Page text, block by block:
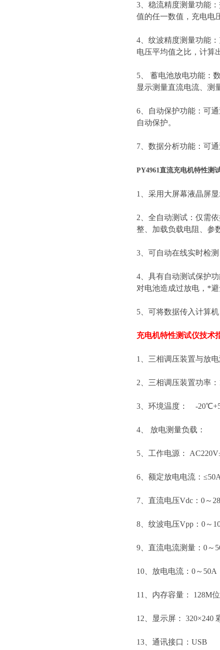
3、稳流精度测量功能
值的任一数值，充电电
4、纹波精度测量功能
电压平均值之比，计算
5、 蓄电池放电功能：
显示测量直流电流、测
6、自动保护功能：可
自动保护。
7、数据分析功能：可
PY4961直流充电机特性测
1、采用大屏幕液晶屏
2、全自动测试：仅需
整、加载负载电阻、参
3、可自动在线实时检
4、具有自动测试保护
对电池造成过放电，*
5、可将数据传入计算
充电机特性测试仪技术
1、三相调压装置与放
2、三相调压装置功率
3、环境温度： -
4、 放电测量负载：
5、工作电源：
6、额定放电电流：
7、直流电压Vdc：0～
8、纹波电压Vpp：0～
9、直流电流测量：0～
10、放电电流：0～50A
11、内存容量： 128M
12、显示屏： 320×240
13、通讯接口：USB